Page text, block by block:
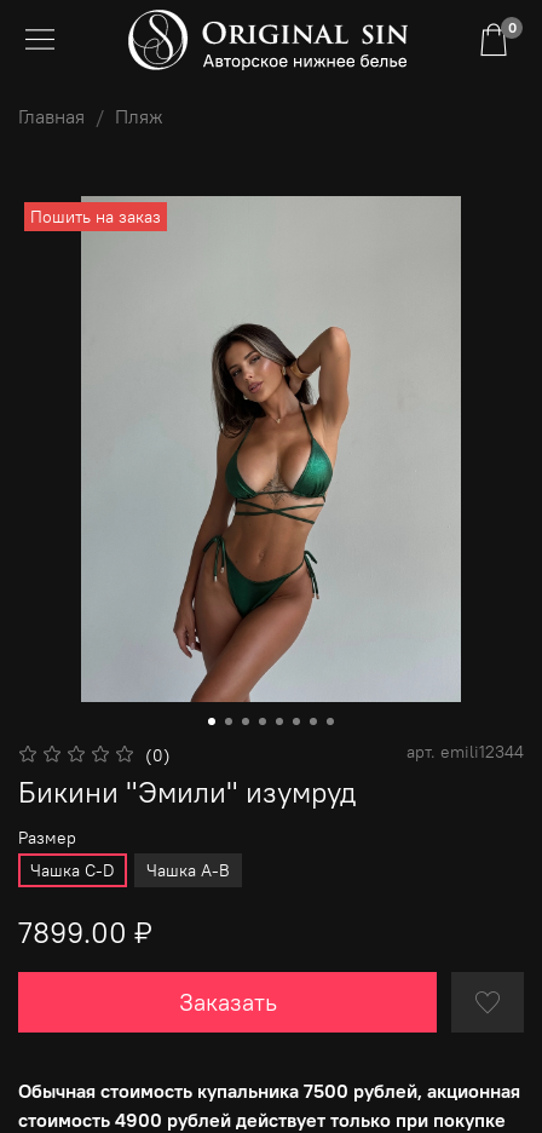
0
Главная Пляж
Пошить на заказ
(0) арт. emili12344
Бикини "Эмили" изумруд
Размер
Чашка С-D
Чашка A-B
7899.00 ₽
Заказать
Обычная стоимость купальника 7500 рублей, акционная
стоимость 4900 рублей действует только при покупке